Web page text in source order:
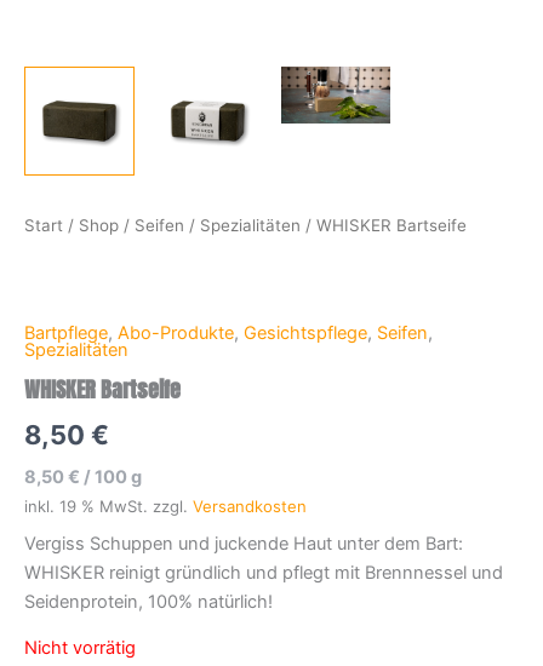
Start / Shop / Seifen / Spezialitäten / WHISKER Bartseife
Bartpflege, Abo-Produkte, Gesichtspflege, Seifen,
Spezialitäten
WHISKER Bartseife
8,50 €
8,50 € /100 g
inkl. 19 % MwSt. zzgl. Versandkosten
Vergiss Schuppen und juckende Haut unter dem Bart:
WHISKER reinigt gründlich und pflegt mit Brennnessel und
Seidenprotein, 100% natürlich!
Nicht vorrätig